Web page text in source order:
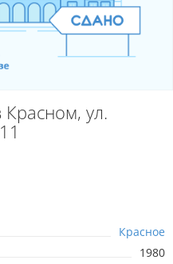
ул.
Красное
1980